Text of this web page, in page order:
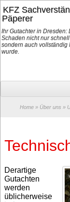
KFZ
Päperer
Ihr Gutachter in Dresden:
Schaden nicht nur
sondern auch vollständig
wurde.
Home » Über uns »
Derartige
Gutachten
werden
üblicherweise